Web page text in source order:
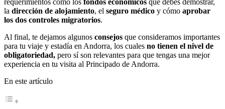
requerimientos como los fondos económicos que debes demostrar,
la dirección de alojamiento, el seguro médico y cómo aprobar
los dos controles migratorios.
Al final, te dejamos algunos consejos que consideramos importantes
para tu viaje y estadía en Andorra, los cuales no tienen el nivel de
obligatoriedad, pero sí son relevantes para que tengas una mejor
experiencia en tu visita al Principado de Andorra.
En este artículo